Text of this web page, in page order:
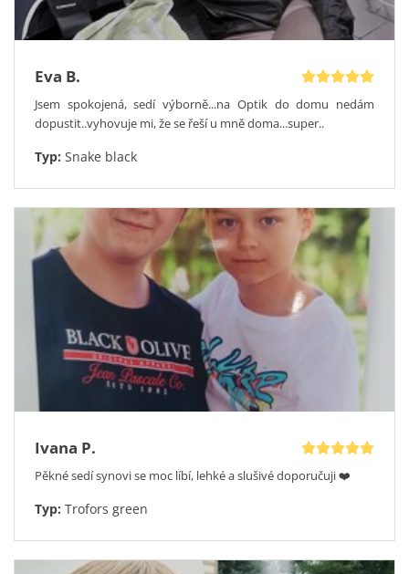
je minout.
Dioptrické čočky Vám zabrousíme podle Vašich požadavků
jen chviličku. Zkoušet brýle ale můžete také díky naší
exkluzivní službě –
návštěvě Optického poradce, u Vás doma.
Ten vám v neposlední řadě poradí, jak ještě víc ušetřit.
Podívejte se na aktuálníSlevy na brýle.
Eva B.
Jsem spokojená, sedí výborně...na Optik do domu nedám
dopustit..vyhovuje mi, že se řeší u mně doma...super..
Typ: Snake black
Ivana P.
Pěkné sedí synovi se moc líbí, lehké a slušivé doporučuji ❤️
Typ: Trofors green